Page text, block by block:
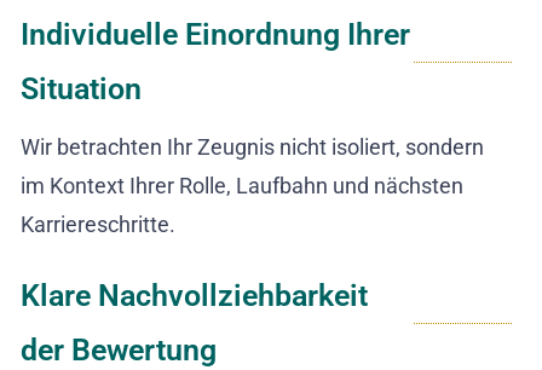
Individuelle Einordnung Ihrer
Situation
Wir betrachten Ihr Zeugnis nicht isoliert, sondern
im Kontext Ihrer Rolle, Laufbahn und nächsten
Karriereschritte.
Klare Nachvollziehbarkeit
der Bewertung